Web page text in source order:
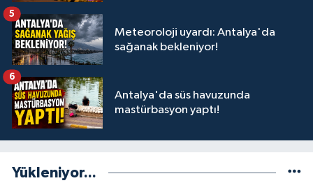
Meteoroloji uyardı: Antalya'da
sağanak bekleniyor!
5
Antalya'da süs havuzunda
mastürbasyon yaptı!
6
Yükleniyor...